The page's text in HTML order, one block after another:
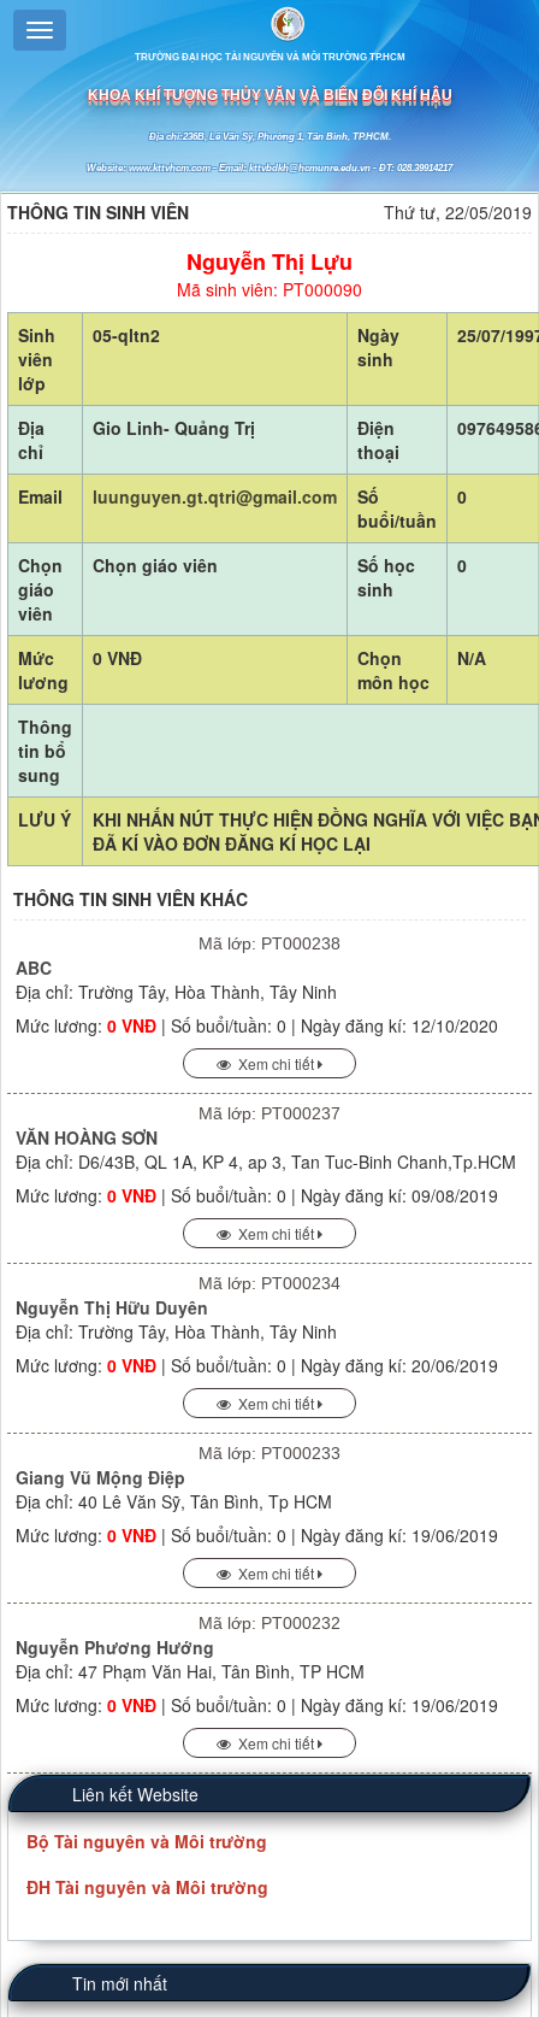
TRƯỜNG ĐẠI HỌC TÀI NGUYÊN VÀ MÔI TRƯỜNG TP.HCM
KHOA KHÍ TƯỢNG THỦY VĂN VÀ BIẾN ĐỔI KHÍ HẬU
Địa chỉ:236B, Lê Văn Sỹ, Phường 1, Tân Bình, TP.HCM.
Website: www.kttvhcm.com - Email: kttvbdkh@hcmunre.edu.vn - ĐT: 028.39914217
THÔNG TIN SINH VIÊN Thứ tư, 22/05/2019
Nguyễn Thị Lựu
Mã sinh viên: PT000090
Sinh
viên
lớp
05-qltn2
Ngày
sinh
25/07/
Địa
chỉ
Gio Linh- Quảng Trị
Điện
thoại
Email luunguyen.gt.qtri@gmail.com
Số
buổi/tuần
0
Chọn
giáo
viên
Chọn giáo viên
Số học
sinh
0
Mức
lương
0 VNĐ
Chọn
môn học
N/A
Thông
tin bổ
sung
LƯU Ý
KHI NHẤN NÚT THỰC HIỆN ĐỒNG NGHĨA VỚI VIỆC
ĐÃ KÍ VÀO ĐƠN ĐĂNG KÍ HỌC LẠI
THÔNG TIN SINH VIÊN KHÁC
Mã lớp: PT000238
ABC
Địa chỉ: Trường Tây, Hòa Thành, Tây Ninh
Mức lương: 0 VNĐ | Số buổi/tuần: 0 | Ngày đăng kí: 12/10/2020
Xem chi tiết
Mã lớp: PT000237
VĂN HOÀNG SƠN
Địa chỉ: D6/43B, QL 1A, KP 4, ap 3, Tan Tuc-Binh Chanh,Tp.HCM
Mức lương: 0 VNĐ | Số buổi/tuần: 0 | Ngày đăng kí: 09/08/2019
Xem chi tiết
Mã lớp: PT000234
Nguyễn Thị Hữu Duyên
Địa chỉ: Trường Tây, Hòa Thành, Tây Ninh
Mức lương: 0 VNĐ | Số buổi/tuần: 0 | Ngày đăng kí: 20/06/2019
Xem chi tiết
Mã lớp: PT000233
Giang Vũ Mộng Điệp
Địa chỉ: 40 Lê Văn Sỹ, Tân Bình, Tp HCM
Mức lương: 0 VNĐ | Số buổi/tuần: 0 | Ngày đăng kí: 19/06/2019
Xem chi tiết
Mã lớp: PT000232
Nguyễn Phương Hướng
Địa chỉ: 47 Phạm Văn Hai, Tân Bình, TP HCM
Mức lương: 0 VNĐ | Số buổi/tuần: 0 | Ngày đăng kí: 19/06/2019
Xem chi tiết
Liên kết Website
Bộ Tài nguyên và Môi trường
ĐH Tài nguyên và Môi trường
Tin mới nhất